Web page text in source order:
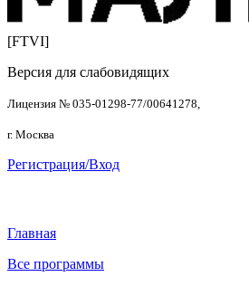
[FTVI]
Версия для слабовидящих
Лицензия № 035-01298-77/00641278,
г. Москва
Регистрация/Вход
Главная
Все программы